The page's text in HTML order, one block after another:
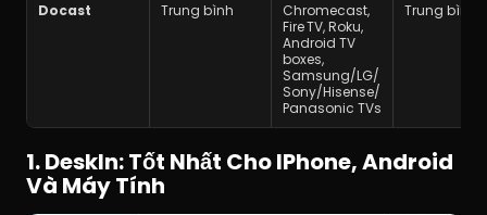
Docast Trung bình
Chromecast,
Fire TV, Roku,
Android TV
boxes,
Samsung/LG/
Sony/Hisense/
Panasonic TVs
Trung bình
1. DeskIn: Tốt Nhất Cho IPhone, Android
Và Máy Tính